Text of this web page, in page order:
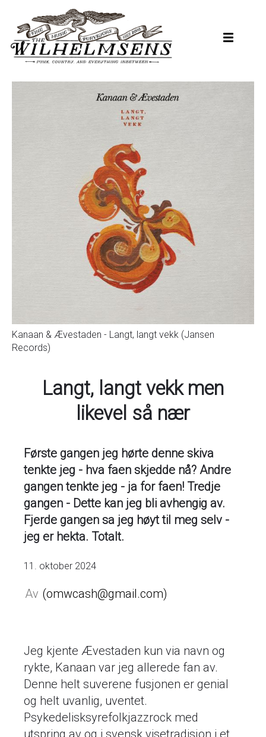
hovedinnhold
Kanaan & Ævestaden - Langt, langt vekk (Jansen
Records)
Langt, langt vekk men
likevel så nær
Første gangen jeg hørte denne skiva
tenkte jeg - hva faen skjedde nå? Andre
gangen tenkte jeg - ja for faen! Tredje
gangen - Dette kan jeg bli avhengig av.
Fjerde gangen sa jeg høyt til meg selv -
jeg er hekta. Totalt.
11. oktober 2024
omwcash@gmail.com
Jeg kjente Ævestaden kun via navn og
rykte, Kanaan var jeg allerede fan av.
Denne helt suverene fusjonen er genial
og helt uvanlig, uventet.
Psykedelisksyrefolkjazzrock med
utspring av og i svensk visetradisjon i et